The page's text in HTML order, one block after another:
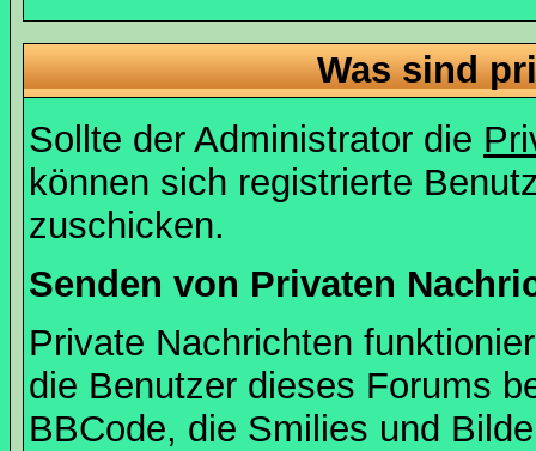
Was sind
Sollte der Administrator die
können sich registrierte
zuschicken.
Senden von Privaten
Private Nachrichten
die Benutzer dieses Forums
BBCode, die Smilies und